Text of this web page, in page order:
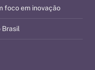
foco em inovação
Brasil